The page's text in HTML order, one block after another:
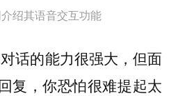
绍其语音交互功能
话的能力很强大，但面
复，你恐怕很难提起太